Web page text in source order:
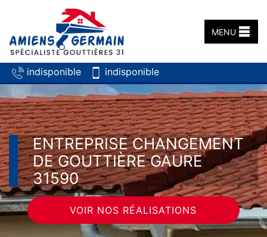
indisponible indisponible
MENU
ENTREPRISE CHANGEMENT
DE GOUTTIÈRE GAURE
31590
VOIR NOS RÉALISATIONS